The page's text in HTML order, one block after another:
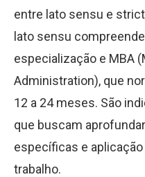
entre lato sensu e
lato sensu
especialização e MBA
Administration), que
12 a 24 meses. São
que buscam
específicas e
trabalho.